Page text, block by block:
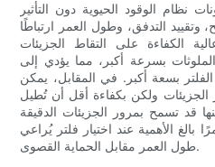
نظام الوقود الحيوية دون التأثير
وتقييد التدفق، وطول العمر ارتباطًا
الكفاءة على التقاط الجزيئات
بسرعة أكبر، مما يؤدي إلى
بسعة أكبر. في المقابل، يمكن
الجزيئات ولكن بكفاءة أقل أن تُطيل
قد تسمح بمرور الجزيئات الدقيقة
بالغ الأهمية عند اختيار فلتر يُراعي
طول العمر مقابل الحماية القصوى.